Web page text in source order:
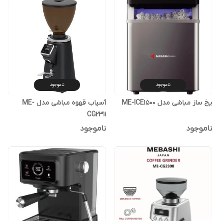
ناموجود
یخ ساز مباشی مدل ME-ICE1500
ناموجود
ناموجود
آسیاب قهوه مباشی مدل ME-
CG2311
ناموجود